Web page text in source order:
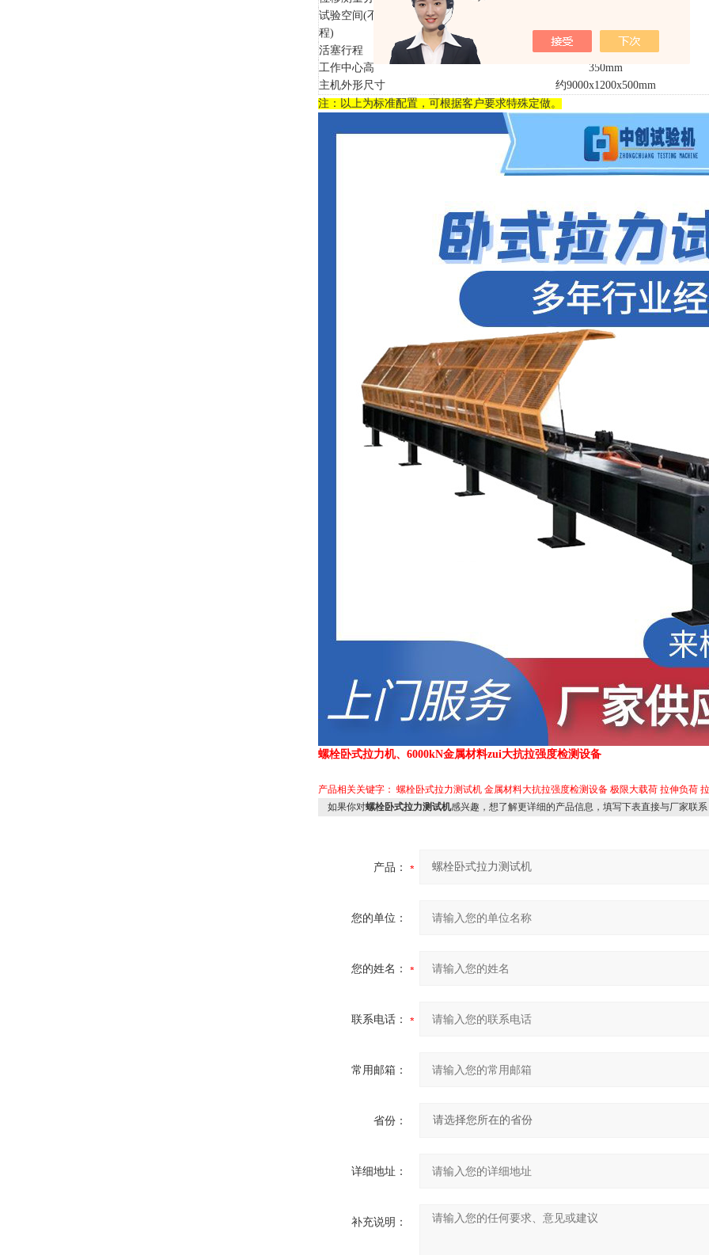
试验空间(不含活塞行
程)
活塞行程 15
00mm
工作中心高
350mm
主机外形尺寸
约9000x1200x500mm
注：以上为标准配置，可根据客户要求特殊定做。
螺栓卧式拉力机、6000kN金属材料zui大抗拉强度检测设备
产品相关关键字： 螺栓卧式拉力测试机 金属材料大抗拉强度检测设备 极限大载荷 拉伸负荷
如果你对螺栓卧式拉力测试机感兴趣，想了解更详细的产品信息，填写下表直接与厂家联
产品：
您的单位：
您的姓名：
联系电话：
常用邮箱：
省份：
详细地址：
补充说明：